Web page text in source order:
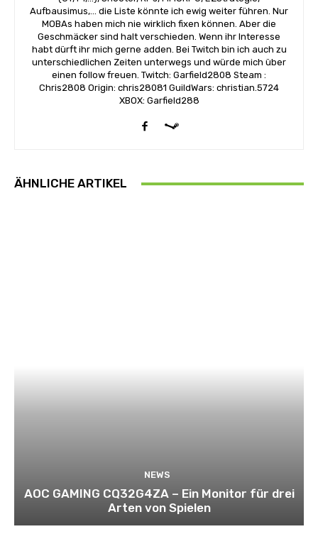
Aufbausimus,... die Liste könnte ich ewig weiter führen. Nur
MOBAs haben mich nie wirklich fixen können. Aber die
Geschmäcker sind halt verschieden. Wenn ihr Interesse
habt dürft ihr mich gerne adden. Bei Twitch bin ich auch zu
unterschiedlichen Zeiten unterwegs und würde mich über
einen follow freuen. Twitch: Garfield2808 Steam :
Chris2808 Origin: chris28081 GuildWars: christian.5724
XBOX: Garfield288
ÄHNLICHE ARTIKEL
NEWS
AOC GAMING CQ32G4ZA – Ein Monitor für drei
Arten von Spielen